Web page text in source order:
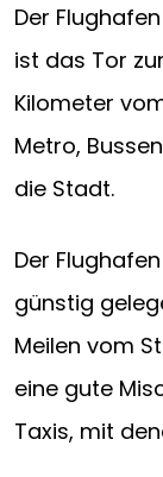
Der
ist das Tor
Kilometer
Metro,
die Stadt.
Der
günstig
Meilen vom
eine gute
Taxis, mit